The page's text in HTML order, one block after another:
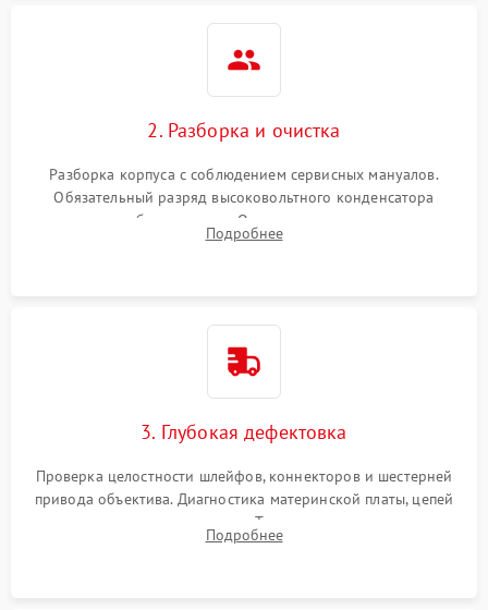
2. Разборка и очистка
Разборка корпуса с соблюдением сервисных мануалов.
Обязательный разряд высоковольтного конденсатора
вспышки для безопасности. Очистка внутренних узлов от
пыли, песка и следов влаги с помощью спецсредств.
Подробнее
3. Глубокая дефектовка
Проверка целостности шлейфов, коннекторов и шестерней
привода объектива. Диагностика материнской платы, цепей
питания и картоприемника. Тестирование механизма
затвора и блока внутрикамерной стабилизации.
Подробнее